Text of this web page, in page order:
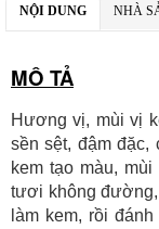
NỘI DUNG NHÀ
MÔ TẢ
Hương vị, mùi vị
sền sệt, đậm đặc,
kem tạo màu,
tươi không
làm kem, rồi